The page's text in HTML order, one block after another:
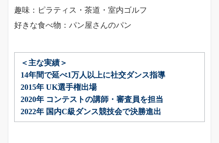
趣味：ピラティス・茶道・室内ゴルフ
好きな食べ物：パン屋さんのパン
＜主な実績＞
14年間で延べ1万人以上に社交ダンス指導
2015年 UK選手権出場
2020年 コンテストの講師・審査員を担当
2022年 国内C級ダンス競技会で決勝進出